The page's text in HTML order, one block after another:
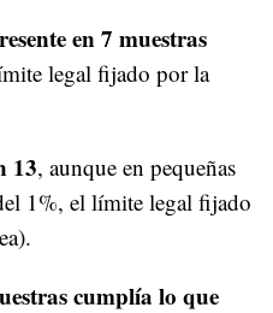
en 7 muestras
legal fijado por la
13, aunque en pequeñas
1%, el límite legal fijado
cumplía lo que